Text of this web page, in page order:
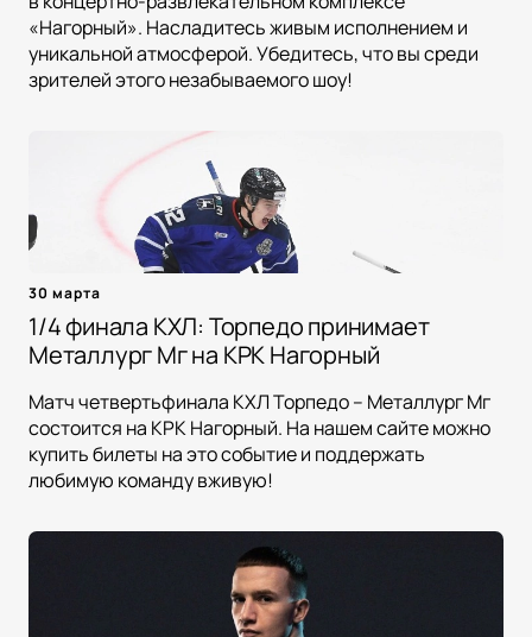
«Нагорный». Насладитесь живым исполнением и
уникальной атмосферой. Убедитесь, что вы среди
зрителей этого незабываемого шоу!
30 марта
1/4 финала КХЛ: Торпедо принимает
Металлург Мг на КРК Нагорный
Матч четвертьфинала КХЛ Торпедо – Металлург Мг
состоится на КРК Нагорный. На нашем сайте можно
купить билеты на это событие и поддержать
любимую команду вживую!